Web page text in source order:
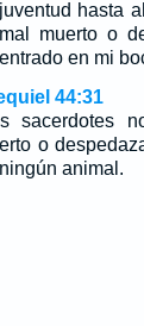
hasta
muerto o
en mi
44:31
sacerdotes
o
animal.